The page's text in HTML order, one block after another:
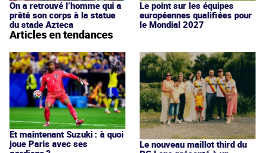
On a retrouvé l’homme qui a
prêté son corps à la statue
du stade Azteca
Le point sur les équipes
européennes qualifiées pour
le Mondial 2027
Articles en tendances
Et maintenant Suzuki : à quoi
joue Paris avec ses
Le nouveau maillot third du